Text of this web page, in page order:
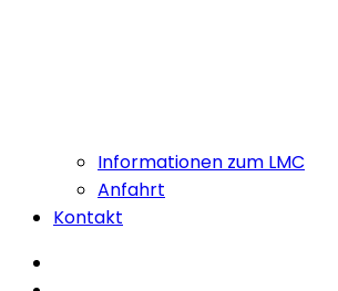
Informationen zum LMC
Anfahrt
Kontakt